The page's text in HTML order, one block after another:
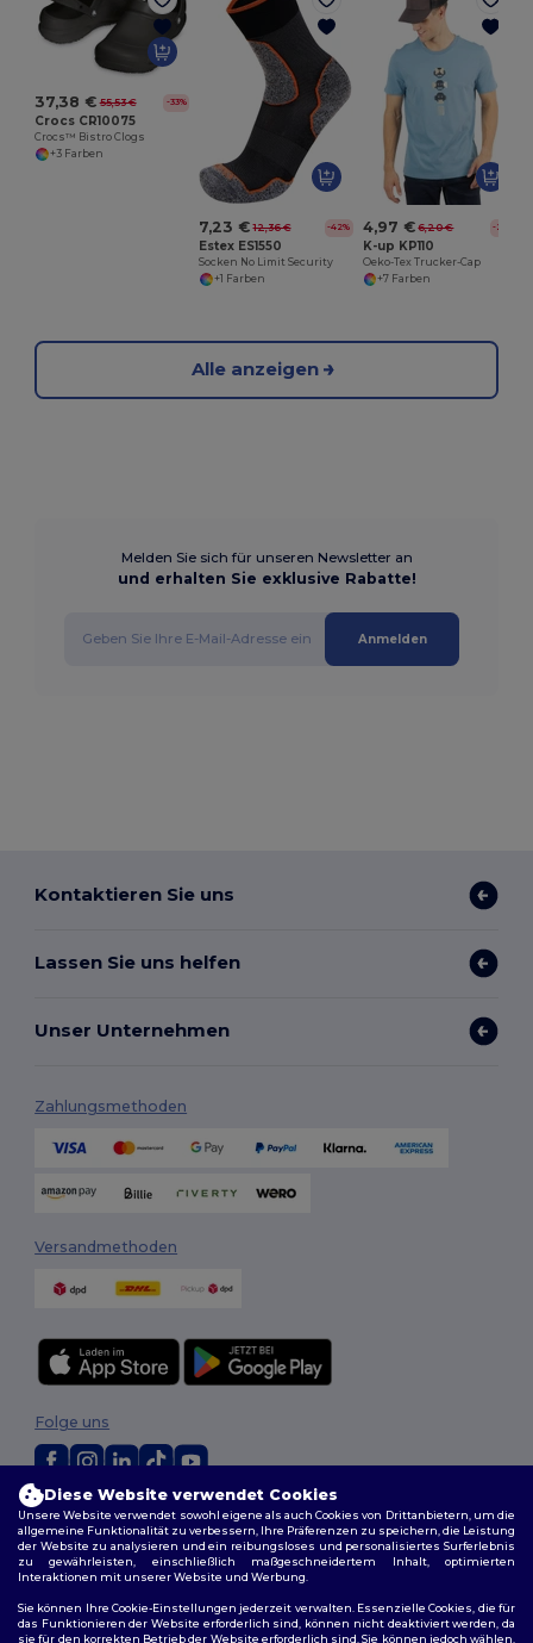
37,38 € 55,53 € -33%
Crocs CR10075
Crocs™ Bistro Clogs
+3 Farben
7,23 € 12,36 € -42%
Estex ES1550
Socken No Limit Security
+1 Farben
4,97 € 6,20 € -20%
K-up KP110
Oeko-Tex Trucker-Cap
+7 Farben
Alle anzeigen
Melden Sie sich für unseren Newsletter an
und erhalten Sie exklusive Rabatte!
Anmelden
Kontaktieren Sie uns
Lassen Sie uns helfen
Unser Unternehmen
Zahlungsmethoden
Versandmethoden
2026. Alle Rechte vorbehalten
Allgemeine Geschäftsbedingungen|Personalisierungsrichtlinien|
Datenschutzbestimmungen|Cookie-Richtlinie|Site Map
Folge uns
Berlin |Hamburg|München| Köln |Frankfurt|Essen| Dortmund|
Stuttgart |Düsseldorf| Bremen
Diese Website verwendet Cookies
Unsere Website verwendet sowohl eigene als auch Cookies von Drittanbietern, um die
allgemeine Funktionalität zu verbessern, Ihre Präferenzen zu speichern, die Leistung
der Website zu analysieren und ein reibungsloses und personalisiertes Surferlebnis
zu gewährleisten, einschließlich maßgeschneidertem Inhalt, optimierten
Interaktionen mit unserer Website und Werbung.
Sie können Ihre Cookie-Einstellungen jederzeit verwalten. Essenzielle Cookies, die für
das Funktionieren der Website erforderlich sind, können nicht deaktiviert werden, da
sie für den korrekten Betrieb der Website erforderlich sind. Sie können jedoch wählen,